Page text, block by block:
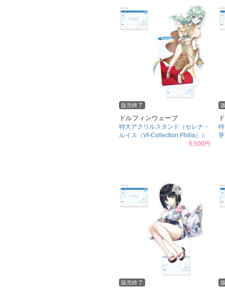
販売終了
ドルフィンウェーブ
特大アクリルスタンド（セレナ・
ルイス（Vt‐Collection Philia））
5,500円
販売終了